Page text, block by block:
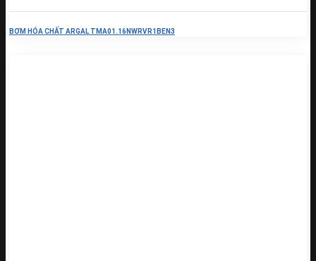
BƠM HÓA CHẤT ARGAL TMA01.16NWRVR1BEN3